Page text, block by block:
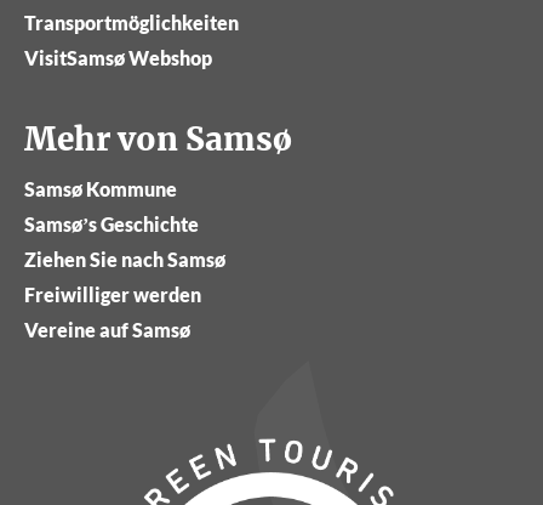
Transportmöglichkeiten
VisitSamsø Webshop
Mehr von Samsø
Samsø Kommune
Samsø’s Geschichte
Ziehen Sie nach Samsø
Freiwilliger werden
Vereine auf Samsø